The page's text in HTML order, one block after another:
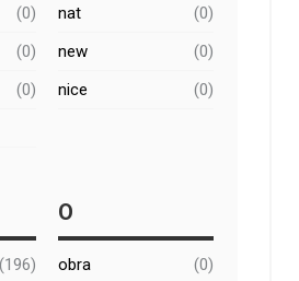
(0)
(0)
(0)
(196)
nat
(0)
new
(0)
nice
(0)
O
obra (0)